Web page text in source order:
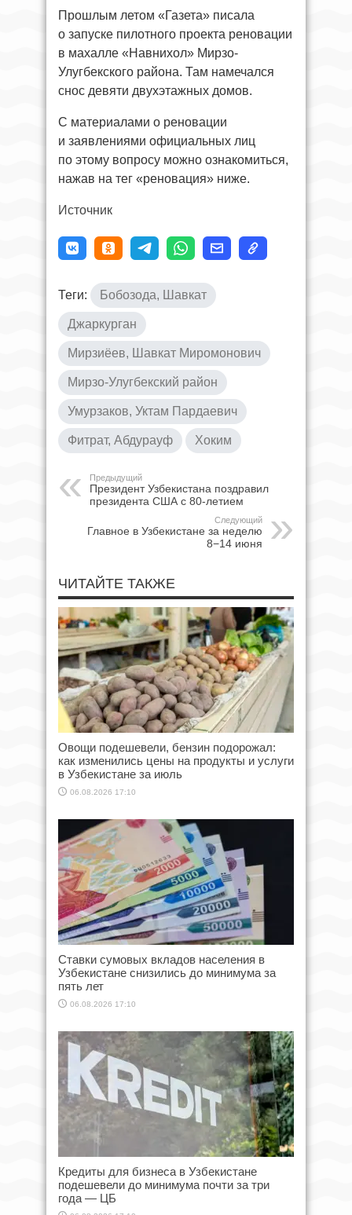
Прошлым летом «Газета» писала
о запуске пилотного проекта реновации
в махалле «Навнихол» Мирзо-
Улугбекского района. Там намечался
снос девяти двухэтажных домов.
С материалами о реновации
и заявлениями официальных лиц
по этому вопросу можно ознакомиться,
нажав на тег «реновация» ниже.
Источник
Теги: Бобозода, Шавкат
Джаркурган
Мирзиёев, Шавкат Миромонович
Мирзо-Улугбекский район
Умурзаков, Уктам Пардаевич
Фитрат, Абдурауф Хоким
Предыдущий
Президент Узбекистана поздравил
президента США с 80-летием
Следующий
Главное в Узбекистане за неделю
8−14 июня
ЧИТАЙТЕ ТАКЖЕ
Овощи подешевели, бензин подорожал:
как изменились цены на продукты и услуги
в Узбекистане за июль
06.08.2026 17:10
Ставки сумовых вкладов населения в
Узбекистане снизились до минимума за
пять лет
06.08.2026 17:10
Кредиты для бизнеса в Узбекистане
подешевели до минимума почти за три
года — ЦБ